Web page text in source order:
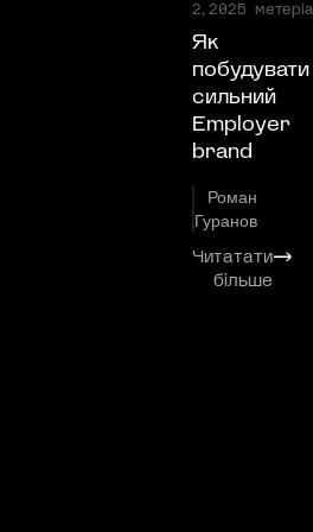
2, 2025
Як
побудувати
сильний
Employer
brand
Роман
Гуранов
Читатати
більше
⟶